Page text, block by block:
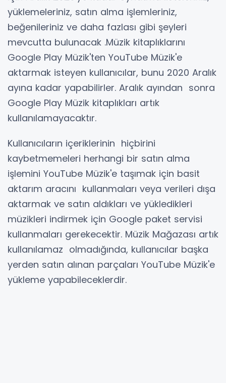
yüklemeleriniz, satın alma işlemleriniz,
beğenileriniz ve daha fazlası gibi şeyleri
mevcutta bulunacak .Müzik kitaplıklarını
Google Play Müzik'ten YouTube Müzik'e
aktarmak isteyen kullanıcılar, bunu 2020 Aralık
ayına kadar yapabilirler. Aralık ayından sonra
Google Play Müzik kitaplıkları artık
kullanılamayacaktır.
Kullanıcıların içeriklerinin hiçbirini
kaybetmemeleri herhangi bir satın alma
işlemini YouTube Müzik'e taşımak için basit
aktarım aracını kullanmaları veya verileri dışa
aktarmak ve satın aldıkları ve yükledikleri
müzikleri indirmek için Google paket servisi
kullanmaları gerekecektir. Müzik Mağazası artık
kullanılamaz olmadığında, kullanıcılar başka
yerden satın alınan parçaları YouTube Müzik'e
yükleme yapabileceklerdir.